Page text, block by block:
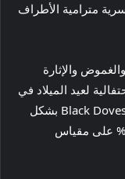
مترامية الأطراف
والإثارة
لعيد الميلاد في
لندن. في وقت كتابة هذا التقرير، حصل فيلم Black Doves بشكل
مثير للإعجاب على تقييم متوسط ​​بنسبة 100% على مقياس